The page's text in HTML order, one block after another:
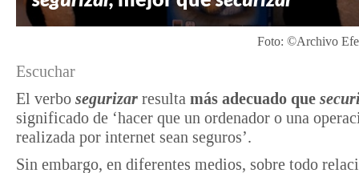
Foto: ©Archivo
Escuchar
El verbo segurizar resulta más adecuado que
significado de ‘hacer que un ordenador o una
realizada por internet sean seguros’.
Sin embargo, en diferentes medios, sobre todo